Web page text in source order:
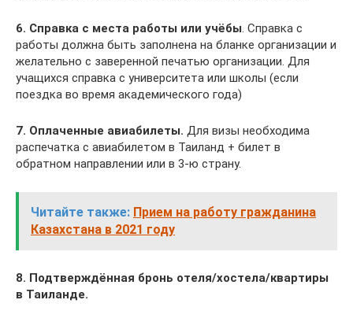
6. Справка с места работы или учёбы . Справка с
работы должна быть заполнена на бланке организации и
желательно с заверенной печатью организации. Для
учащихся справка с университета или школы (если
поездка во время академического года)
7. Оплаченные авиабилеты. Для визы необходима
распечатка с авиабилетом в Таиланд + билет в
обратном направлении или в 3-ю страну.
Читайте также: Прием на работу гражданина
Казахстана в 2021 году
8. Подтверждённая бронь отеля/хостела/квартиры
в Таиланде.